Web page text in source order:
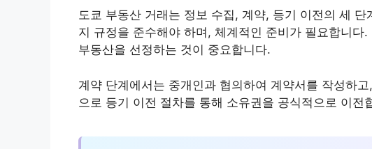
도쿄 부동산 거래는 정보 수집, 계약, 등기 이전의 세
지 규정을 준수해야 하며, 체계적인 준비가 필요합니
부동산을 선정하는 것이 중요합니다.
계약 단계에서는 중개인과 협의하여 계약서를 작성하
으로 등기 이전 절차를 통해 소유권을 공식적으로 이전